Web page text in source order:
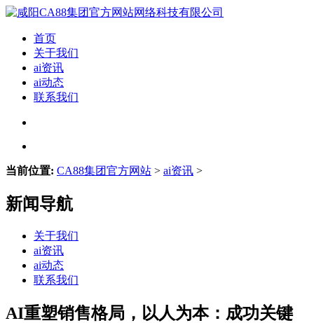
首页
关于我们
ai资讯
ai动态
联系我们
当前位置: CA88集团官方网站 > ai资讯 >
新闻导航
关于我们
ai资讯
ai动态
联系我们
AI重塑销售格局，以人为本：成功关键